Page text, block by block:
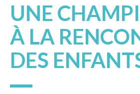
UNE
À LA
DES